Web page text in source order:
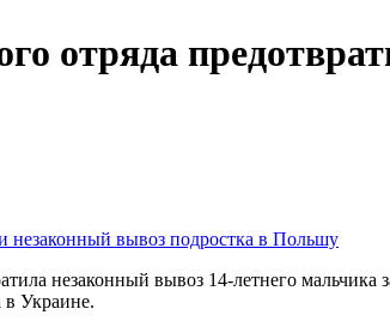
отряда
незаконный вывоз 14-летнего
в Украине.